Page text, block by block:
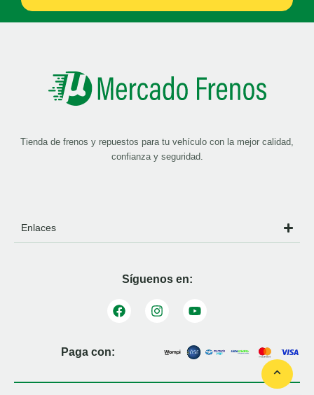
Tienda de frenos y repuestos para tu vehículo con la mejor calidad,
confianza y seguridad.
Enlaces
Síguenos en:
Paga con: